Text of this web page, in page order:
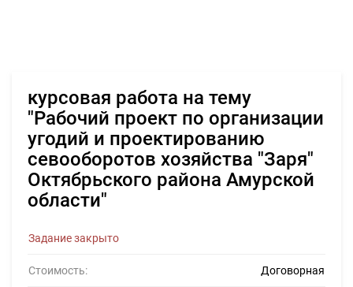
курсовая работа на тему
"Рабочий проект по организации
угодий и проектированию
севооборотов хозяйства "Заря"
Октябрьского района Амурской
области"
Задание закрыто
Стоимость: Договорная